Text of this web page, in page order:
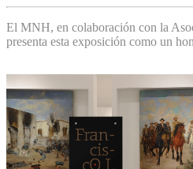
El MNH, en colaboración con la
presenta esta exposición como un